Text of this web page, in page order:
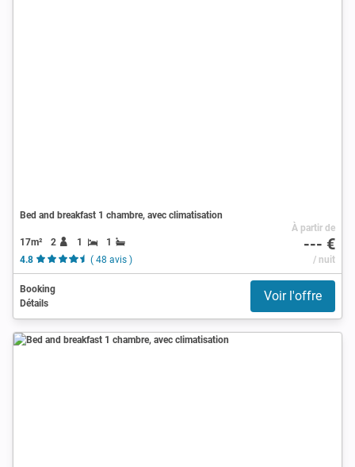
Bed and breakfast 1 chambre, avec climatisation
17m² 2 1
1
4.8
( 48 avis )
À partir de
--- €
/ nuit
Booking
Détails
Voir l'offre